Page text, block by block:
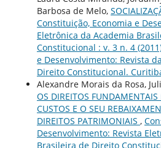
Barbosa de Melo,
Constituição, Economia e
Eletrônica da Academia
Constitucional : v. 3 n. 4
e Desenvolvimento: Revista
Direito Constitucional.
Alexandre Morais da Rosa,
OS DIREITOS FUNDAMENTAIS
CUSTOS E O SEU
DIREITOS PATRIMONIAIS ,
Desenvolvimento: Revista
Brasileira de Direito